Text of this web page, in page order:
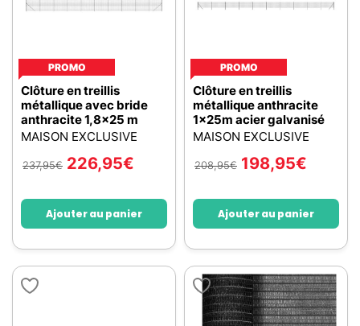
PROMO
Clôture en treillis
métallique avec bride
anthracite 1,8x25 m
MAISON EXCLUSIVE
237,95€ 226,95€
Ajouter au panier
PROMO
Clôture en treillis
métallique anthracite
1x25m acier galvanisé
MAISON EXCLUSIVE
208,95€ 198,95€
Ajouter au panier